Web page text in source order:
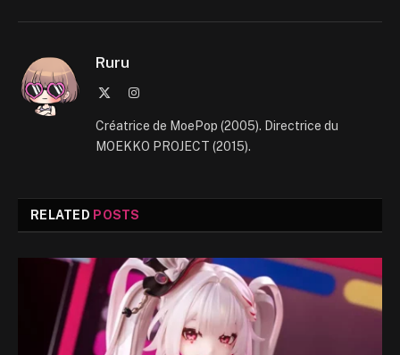
Ruru
Instagram
Créatrice de MoePop (2005). Directrice du
MOEKKO PROJECT (2015).
RELATED POSTS